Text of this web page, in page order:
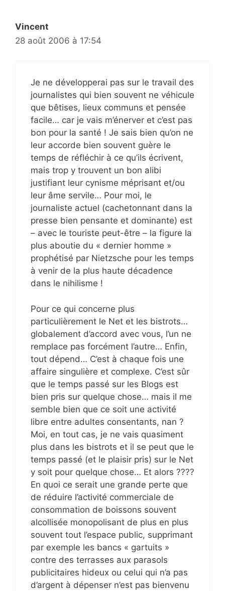
Vincent
28 août 2006 à 17:54
Je ne développerai pas sur le travail des
journalistes qui bien souvent ne véhicule
que bêtises, lieux communs et pensée
facile… car je vais m’énerver et c’est pas
bon pour la santé ! Je sais bien qu’on ne
leur accorde bien souvent guère le
temps de réfléchir à ce qu’ils écrivent,
mais trop y trouvent un bon alibi
justifiant leur cynisme méprisant et/ou
leur âme servile… Pour moi, le
journaliste actuel (cachetonnant dans la
presse bien pensante et dominante) est
– avec le touriste peut-être – la figure la
plus aboutie du « dernier homme »
prophétisé par Nietzsche pour les temps
à venir de la plus haute décadence
dans le nihilisme !
Pour ce qui concerne plus
particulièrement le Net et les bistrots…
globalement d’accord avec vous, l’un ne
remplace pas forcément l’autre… Enfin,
tout dépend… C’est à chaque fois une
affaire singulière et complexe. C’est sûr
que le temps passé sur les Blogs est
bien pris sur quelque chose… mais il me
semble bien que ce soit une activité
libre entre adultes consentants, nan ?
Moi, en tout cas, je ne vais quasiment
plus dans les bistrots et il se peut que le
temps passé (et le plaisir pris) sur le Net
y soit pour quelque chose… Et alors ????
En quoi ce serait une grande perte que
de réduire l’activité commerciale de
consommation de boissons souvent
alcollisée monopolisant de plus en plus
souvent tout l’espace public, supprimant
par exemple les bancs « gartuits »
contre des terrasses aux parasols
publicitaires hideux ou celui qui n’a pas
d’argent à dépenser n’est pas bienvenu